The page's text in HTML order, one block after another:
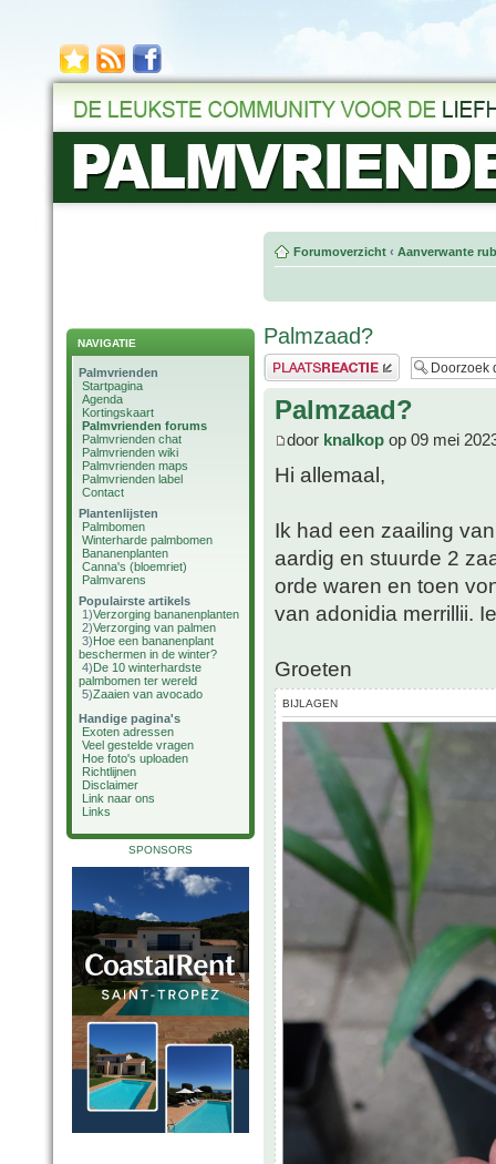
NAVIGATIE
Palmvrienden
Startpagina
Agenda
Kortingskaart
Palmvrienden forums
Palmvrienden chat
Palmvrienden wiki
Palmvrienden maps
Palmvrienden label
Contact
Plantenlijsten
Palmbomen
Winterharde palmbomen
Bananenplanten
Canna's (bloemriet)
Palmvarens
Populairste artikels
1)Verzorging bananenplanten
2)Verzorging van palmen
3)Hoe een bananenplant
beschermen in de winter?
4)De 10 winterhardste
palmbomen ter wereld
5)Zaaien van avocado
Handige pagina's
Exoten adressen
Veel gestelde vragen
Hoe foto's uploaden
Richtlijnen
Disclaimer
Link naar ons
Links
SPONSORS
Forumoverzicht ‹ Aanverwante
Palmzaad?
Plaats een reactie
Palmzaad?
door knalkop op 09 mei
Hi allemaal,
Ik had een zaailing
aardig en stuurde 2
orde waren en toen
van adonidia merrillii.
Groeten
BIJLAGEN